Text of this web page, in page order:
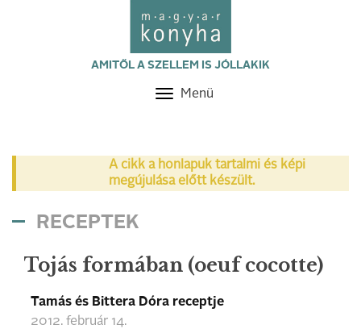
AMITŐL A SZELLEM IS JÓLLAKIK
Toggle
Menü
A cikk a honlapuk tartalmi és képi
megújulása előtt készült.
RECEPTEK
Tojás formában (oeuf cocotte)
Tamás és Bittera Dóra receptje
2012. február 14.